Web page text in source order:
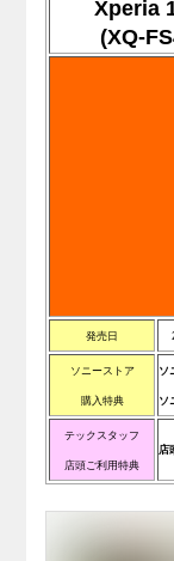
Xperia
(XQ-
発売日
ソニーストア
購入特典
ソ
ソ
テックスタッフ
店頭ご利用特典
店